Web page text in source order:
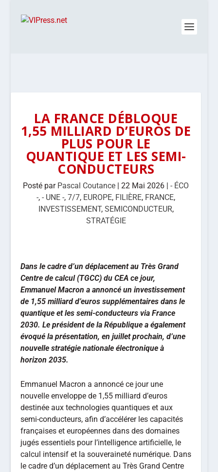
LA FRANCE DÉBLOQUE
1,55 MILLIARD D’EUROS DE
PLUS POUR LE
QUANTIQUE ET LES SEMI-
CONDUCTEURS
Posté par Pascal Coutance |22 Mai 2026 |- ÉCO
-,- UNE -,7/7, EUROPE, FILIÈRE, FRANCE,
INVESTISSEMENT, SEMICONDUCTEUR,
STRATÉGIE
Dans le cadre d’un déplacement au Très Grand
Centre de calcul (TGCC) du CEA ce jour,
Emmanuel Macron a annoncé un investissement
de 1,55 milliard d’euros supplémentaires dans le
quantique et les semi-conducteurs via France
2030. Le président de la République a également
évoqué la présentation, en juillet prochain, d’une
nouvelle stratégie nationale électronique à
horizon 2035.
Emmanuel Macron a annoncé ce jour une
nouvelle enveloppe de 1,55 milliard d’euros
destinée aux technologies quantiques et aux
semi-conducteurs, afin d’accélérer les capacités
françaises et européennes dans des domaines
jugés essentiels pour l’intelligence artificielle, le
calcul intensif et la souveraineté numérique. Dans
le cadre d’un déplacement au Très Grand Centre